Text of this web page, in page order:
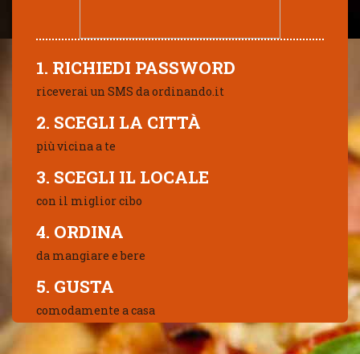
1. RICHIEDI PASSWORD
riceverai un SMS da ordinando.it
2. SCEGLI LA CITTÀ
più vicina a te
3. SCEGLI IL LOCALE
con il miglior cibo
4. ORDINA
da mangiare e bere
5. GUSTA
comodamente a casa